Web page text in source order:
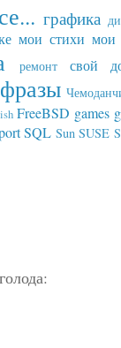
графика
мои стихи мои
ремонт свой
фразы
FreeBSD games
SQL Sun SUSE